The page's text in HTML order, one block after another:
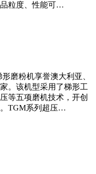
粒度、性能可…
磨粉机享誉澳大利亚、
。该机型采用了梯形工
等五项磨机技术，开创
TGM系列超压…